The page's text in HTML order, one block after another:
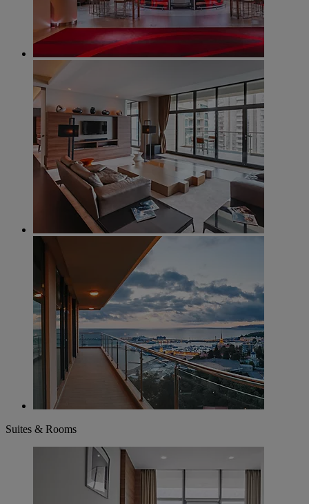
Suites & Rooms